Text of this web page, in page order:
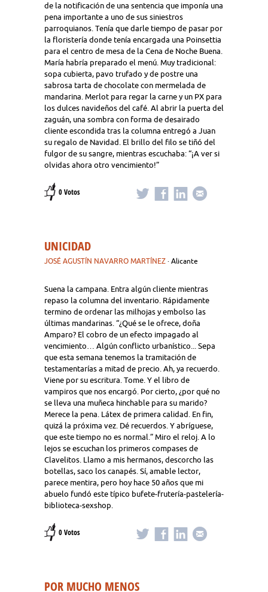
de la notificación de una sentencia que imponía una
pena importante a uno de sus siniestros
parroquianos. Tenía que darle tiempo de pasar por
la floristería donde tenía encargada una Poinsettia
para el centro de mesa de la Cena de Noche Buena.
María habría preparado el menú. Muy tradicional:
sopa cubierta, pavo trufado y de postre una
sabrosa tarta de chocolate con mermelada de
mandarina. Merlot para regar la carne y un PX para
los dulces navideños del café. Al abrir la puerta del
zaguán, una sombra con forma de desairado
cliente escondida tras la columna entregó a Juan
su regalo de Navidad. El brillo del filo se tiñó del
fulgor de su sangre, mientras escuchaba: “¡A ver si
olvidas ahora otro vencimiento!”
0 Votos
UNICIDAD
JOSÉ AGUSTÍN NAVARRO MARTÍNEZ · Alicante
Suena la campana. Entra algún cliente mientras
repaso la columna del inventario. Rápidamente
termino de ordenar las milhojas y embolso las
últimas mandarinas. “¿Qué se le ofrece, doña
Amparo? El cobro de un efecto impagado al
vencimiento… Algún conflicto urbanístico... Sepa
que esta semana tenemos la tramitación de
testamentarías a mitad de precio. Ah, ya recuerdo.
Viene por su escritura. Tome. Y el libro de
vampiros que nos encargó. Por cierto, ¿por qué no
se lleva una muñeca hinchable para su marido?
Merece la pena. Látex de primera calidad. En fin,
quizá la próxima vez. Dé recuerdos. Y abríguese,
que este tiempo no es normal.” Miro el reloj. A lo
lejos se escuchan los primeros compases de
Clavelitos. Llamo a mis hermanos, descorcho las
botellas, saco los canapés. Sí, amable lector,
parece mentira, pero hoy hace 50 años que mi
abuelo fundó este típico bufete-frutería-pastelería-
biblioteca-sexshop.
0 Votos
POR MUCHO MENOS